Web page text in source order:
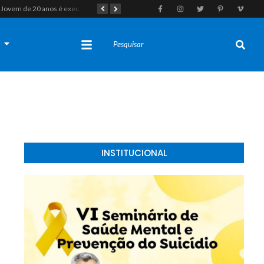
Jovem de 20 anos é executado a tiros em rede na companhia da namorada após criminosos invadirem casa fingindo ser policiais em Assú Homem com histórico de crimes sexuais é preso preventivamente por importunação sexual em supermercado de Caicó
INSTITUCIONAL